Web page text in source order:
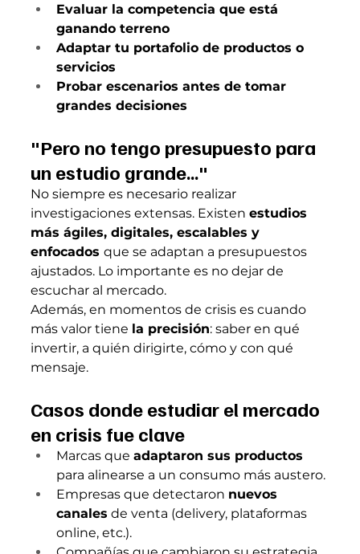
Evaluar la competencia que está
ganando terreno
Adaptar tu portafolio de productos o
servicios
Probar escenarios antes de tomar
grandes decisiones
"Pero no tengo presupuesto para
un estudio grande..."
No siempre es necesario realizar
investigaciones extensas. Existen estudios
más ágiles, digitales, escalables y
enfocados que se adaptan a presupuestos
ajustados. Lo importante es no dejar de
escuchar al mercado.
Además, en momentos de crisis es cuando
más valor tiene la precisión: saber en qué
invertir, a quién dirigirte, cómo y con qué
mensaje.
Casos donde estudiar el mercado
en crisis fue clave
Marcas que adaptaron sus productos
para alinearse a un consumo más austero.
Empresas que detectaron nuevos
canales de venta (delivery, plataformas
online, etc.).